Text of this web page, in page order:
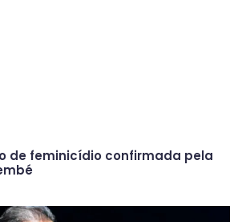
de feminicídio confirmada pela